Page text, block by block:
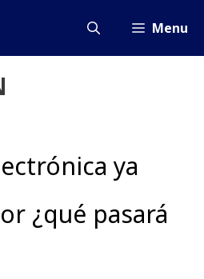
Menu
ya
¿qué pasará